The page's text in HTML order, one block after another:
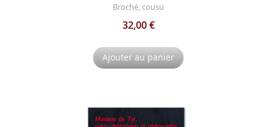
Broché, cousu
32,00 €
Ajouter au panier